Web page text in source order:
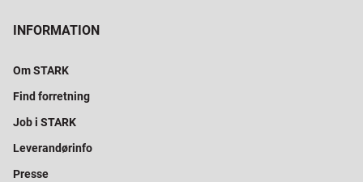
INFORMATION
Om STARK
Find forretning
Job i STARK
Leverandørinfo
Presse